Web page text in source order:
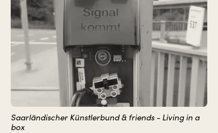
Saarländischer Künstlerbund & friends - Living in a
box